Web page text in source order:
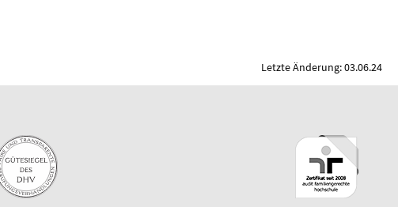
Letzte Änderung: 03.06.24